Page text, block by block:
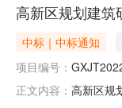
高新区规划建
中标｜中标通知
项目编号：
正文内容： 高新区规